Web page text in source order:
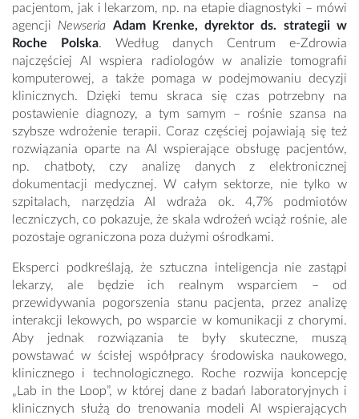
pacjentom, jak i lekarzom, np. na etapie diagnostyki – mówi
agencji Newseria Adam Krenke, dyrektor ds. strategii w
Roche Polska. Według danych Centrum e-Zdrowia
najczęściej AI wspiera radiologów w analizie tomografii
komputerowej, a także pomaga w podejmowaniu decyzji
klinicznych. Dzięki temu skraca się czas potrzebny na
postawienie diagnozy, a tym samym – rośnie szansa na
szybsze wdrożenie terapii. Coraz częściej pojawiają się też
rozwiązania oparte na AI wspierające obsługę pacjentów,
np. chatboty, czy analizę danych z elektronicznej
dokumentacji medycznej. W całym sektorze, nie tylko w
szpitalach, narzędzia AI wdraża ok. 4,7% podmiotów
leczniczych, co pokazuje, że skala wdrożeń wciąż rośnie, ale
pozostaje ograniczona poza dużymi ośrodkami.
Eksperci podkreślają, że sztuczna inteligencja nie zastąpi
lekarzy, ale będzie ich realnym wsparciem – od
przewidywania pogorszenia stanu pacjenta, przez analizę
interakcji lekowych, po wsparcie w komunikacji z chorymi.
Aby jednak rozwiązania te były skuteczne, muszą
powstawać w ścisłej współpracy środowiska naukowego,
klinicznego i technologicznego. Roche rozwija koncepcję
„Lab in the Loop”, w której dane z badań laboratoryjnych i
klinicznych służą do trenowania modeli AI wspierających